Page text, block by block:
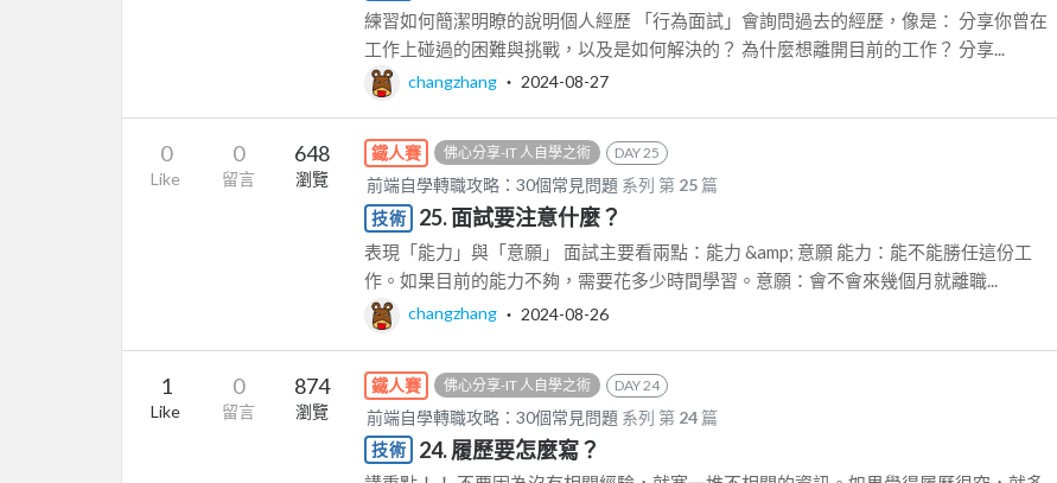
練習如何簡潔明瞭的說明個人經歷 「行為面試」會詢問過去的經歷，像是： 分享你曾在
工作上碰過的困難與挑戰，以及是如何解決的？ 為什麼想離開目前的工作？ 分享...
changzhang ‧ 2024-08-27
0
Like
0
留言
648
瀏覽
鐵人賽 佛心分享-IT 人自學之術 DAY 25
前端自學轉職攻略：30個常見問題 系列 第 25 篇
技術
25. 面試要注意什麼？
表現「能力」與「意願」 面試主要看兩點：能力 &amp; 意願 能力：能不能勝任這份工
作。如果目前的能力不夠，需要花多少時間學習。意願：會不會來幾個月就離職...
changzhang ‧ 2024-08-26
1
Like
0
留言
874
瀏覽
鐵人賽 佛心分享-IT 人自學之術 DAY 24
前端自學轉職攻略：30個常見問題 系列 第 24 篇
技術
24. 履歷要怎麼寫？